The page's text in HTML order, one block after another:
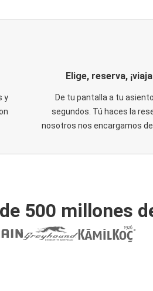
y
Elige, reserva,
De tu pantalla a tu
segundos. Tú haces la
nosotros nos encargamos
500 millones